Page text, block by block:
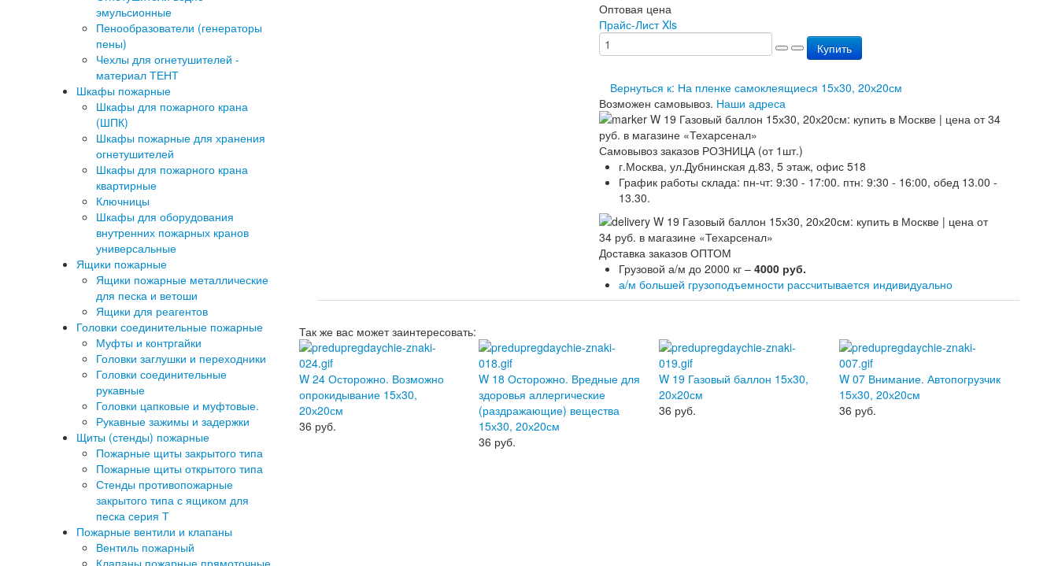
эмульсионные
Пенообразователи (генераторы
пены)
Чехлы для огнетушителей -
материал ТЕНТ
Шкафы пожарные
Шкафы для пожарного крана
(ШПК)
Шкафы пожарные для хранения
огнетушителей
Шкафы для пожарного крана
квартирные
Ключницы
Шкафы для оборудования
внутренних пожарных кранов
универсальные
Ящики пожарные
Ящики пожарные металлические
для песка и ветоши
Ящики для реагентов
Головки соединительные пожарные
Муфты и контргайки
Головки заглушки и переходники
Головки соединительные
рукавные
Головки цапковые и муфтовые.
Рукавные зажимы и задержки
Щиты (стенды) пожарные
Пожарные щиты закрытого типа
Пожарные щиты открытого типа
Стенды противопожарные
закрытого типа с ящиком для
песка серия Т
Пожарные вентили и клапаны
Вентиль пожарный
Клапаны пожарные прямоточные
Оптовая цена
Прайс-Лист Xls
Купить
Вернуться к: На пленке самоклеящиеся 15х30, 20х20см
Возможен самовывоз. Наши адреса
Самовывоз заказов РОЗНИЦА (от 1шт.)
г.Москва, ул.Дубнинская д.83, 5 этаж, офис 518
График работы склада: пн-чт: 9:30 - 17:00. птн: 9:30 - 16:00, обед 13.00 -
13.30.
Доставка заказов ОПТОМ
Грузовой а/м до 2000 кг – 4000 руб.
а/м большей грузоподъемности рассчитывается индивидуально
Так же вас может заинтересовать:
W 24 Осторожно. Возможно
опрокидывание 15х30,
20х20см
36 руб.
W 18 Осторожно. Вредные для
здоровья аллергические
(раздражающие) вещества
15х30, 20х20см
36 руб.
W 19 Газовый баллон 15х30,
20х20см
36 руб.
W 07 Внимание. Автопогрузчик
15х30, 20х20см
36 руб.